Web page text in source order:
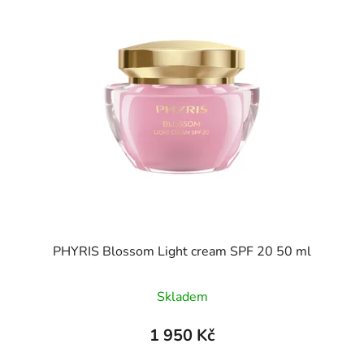
PHYRIS Blossom Light cream SPF 20 50 ml
Skladem
1 950 Kč